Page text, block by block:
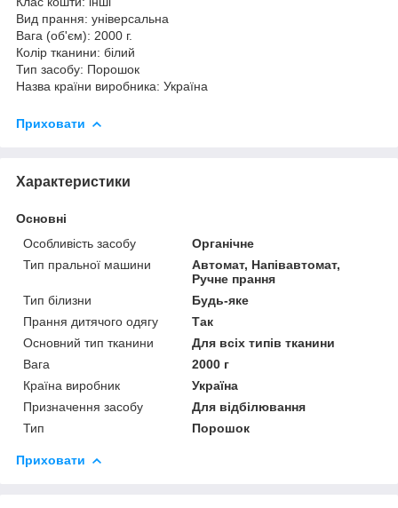
Вид прання: універсальна
Вага (об'єм): 2000 г.
Колір тканини: білий
Тип засобу: Порошок
Назва країни виробника: Україна
Приховати
Характеристики
Основні
Особливість засобу
Органічне
Тип пральної машини
Автомат, Напівавтомат,
Ручне прання
Тип білизни
Будь-яке
Прання дитячого одягу
Так
Основний тип тканини
Для всіх типів тканини
Вага
2000 г
Країна виробник
Україна
Призначення засобу
Для відбілювання
Тип
Порошок
Приховати